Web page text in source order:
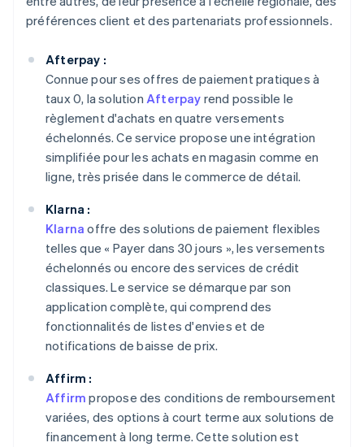
préférences client et des partenariats professionnels.
Afterpay :
Connue pour ses offres de paiement pratiques à
taux 0, la solution Afterpay rend possible le
règlement d'achats en quatre versements
échelonnés. Ce service propose une intégration
simplifiée pour les achats en magasin comme en
ligne, très prisée dans le commerce de détail.
Klarna :
Klarna offre des solutions de paiement flexibles
telles que « Payer dans 30 jours », les versements
échelonnés ou encore des services de crédit
classiques. Le service se démarque par son
application complète, qui comprend des
fonctionnalités de listes d'envies et de
notifications de baisse de prix.
Affirm :
Affirm propose des conditions de remboursement
variées, des options à court terme aux solutions de
financement à long terme. Cette solution est